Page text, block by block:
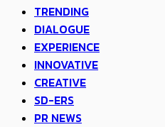
TRENDING
DIALOGUE
EXPERIENCE
INNOVATIVE
CREATIVE
SD-ERS
PR NEWS